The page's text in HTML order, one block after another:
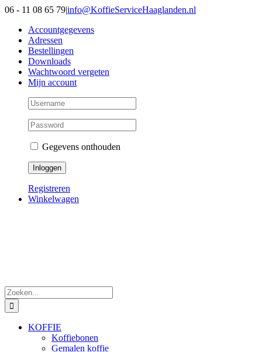
Ga
inhoud
06 - 11 08 65 79|info@KoffieServiceHaaglanden.nl
Accountgegevens
Adressen
Bestellingen
Downloads
Wachtwoord vergeten
Mijn account
Gegevens onthouden
Registreren
Winkelwagen
Zoeken
naar:
KOFFIE
Koffiebonen
Gemalen koffie